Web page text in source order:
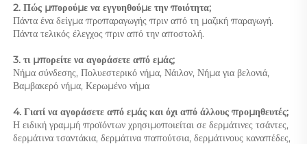
2. Πώς μπορούμε να εγγυηθούμε την ποιότητα;
Πάντα ένα δείγμα προπαραγωγής πριν από τη μαζική παραγωγή.
Πάντα τελικός έλεγχος πριν από την αποστολή.
3. τι μπορείτε να αγοράσετε από εμάς;
Νήμα σύνδεσης, Πολυεστερικό νήμα, Νάιλον, Νήμα για βελονιά,
Βαμβακερό νήμα, Κερωμένο νήμα
4. Γιατί να αγοράσετε από εμάς και όχι από άλλους προμηθευτές;
Η ειδική γραμμή προϊόντων χρησιμοποιείται σε δερμάτινες τσάντες,
δερμάτινα τσαντάκια, δερμάτινα παπούτσια, δερμάτινους καναπέδες,